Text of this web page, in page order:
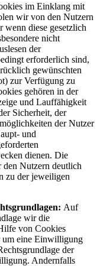
im Einklang mit
wir von den Nutzern
diese gesetzlich
nicht
der
erforderlich sind,
gewünschten
zur Verfügung zu
gehören in der
und Lauffähigkeit
Sicherheit, der
der Nutzer
und
dienen. Die
Nutzern deutlich
zu der jeweiligen
Auf
wir die
von Cookies
um eine Einwilligung
der
Andernfalls